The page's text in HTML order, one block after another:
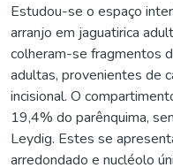
Estudou-se o espaço
arranjo em jaguatirica
colheram-se fragmentos
adultas, provenientes de
incisional. O
19,4% do parênquima,
Leydig. Estes se
arredondado e nucléolo